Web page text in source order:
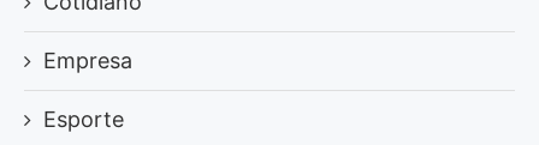
Empresa
Esporte